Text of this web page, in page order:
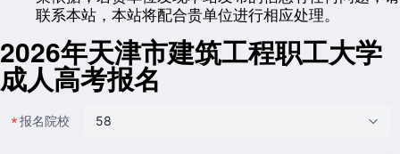
联系本站，本站将配合贵单位进行相应处理。
2026年天津市建筑工程职工大学
成人高考报名